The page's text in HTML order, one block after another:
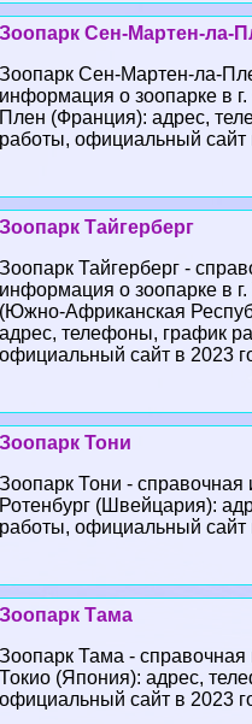
Зоопарк Сен-Мартен-ла-
Зоопарк Сен-Мартен-ла-
информация о зоопарке в
Плен (Франция): адрес,
работы, официальный сайт
Зоопарк Тайгерберг
Зоопарк Тайгерберг -
информация о зоопарке в г.
(Южно-Африканская
адрес, телефоны, график
официальный сайт в 2023
Зоопарк Тони
Зоопарк Тони - справочная
Ротенбург (Швейцария):
работы, официальный сайт
Зоопарк Тама
Зоопарк Тама -
Токио (Япония): адрес,
официальный сайт в 2023